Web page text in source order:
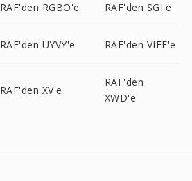
RAF'den RGBO'e RAF'den SGI'e
RAF'den UYVY'e RAF'den VIFF'e
RAF'den XV'e
RAF'den
XWD'e